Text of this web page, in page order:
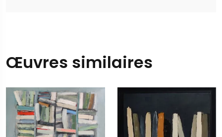
Œuvres similaires